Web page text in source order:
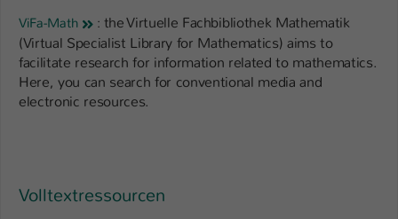
ViFa-Math : the Virtuelle Fachbibliothek Mathematik
(Virtual Specialist Library for Mathematics) aims to
facilitate research for information related to mathematics.
Here, you can search for conventional media and
electronic resources.
Volltextressourcen